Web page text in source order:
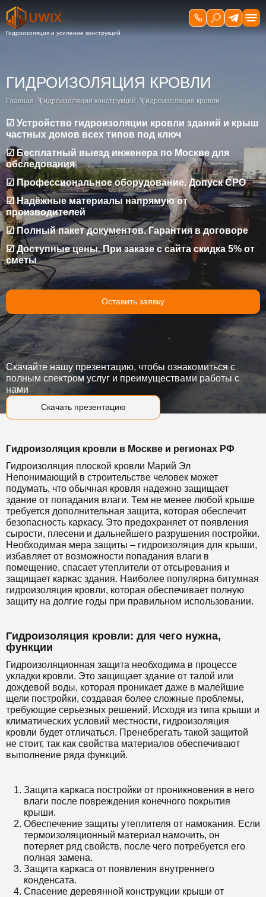
ГИДРОИЗОЛЯЦИЯ КРОВЛИ
Главная Гидроизоляция конструкций Гидроизоляция кровли
☑ Устройство гидроизоляции кровли зданий и крыш
частных домов всех типов под ключ
☑ Бесплатный выезд инженера по Москве для
обследования
☑ Профессиональное оборудование. Допуск СРО
☑ Надёжные материалы напрямую от
производителей
☑ Полный пакет документов. Гарантия в договоре
☑ Доступные цены. При заказе с сайта скидка 5% от
сметы
Оставить заявку
Скачать презентацию
Скачайте нашу презентацию, чтобы ознакомиться с
полным спектром услуг и преимуществами работы с
нами
Гидроизоляция кровли в Москве и регионах РФ
Гидроизоляция плоской кровли Марий Эл
Непонимающий в строительстве человек может
подумать, что обычная кровля надежно защищает
здание от попадания влаги. Тем не менее любой крыше
требуется дополнительная защита, которая обеспечит
безопасность каркасу. Это предохраняет от появления
сырости, плесени и дальнейшего разрушения постройки.
Необходимая мера защиты – гидроизоляция для крыши,
избавляет от возможности попадания влаги в
помещение, спасает утеплители от отсыревания и
защищает каркас здания. Наиболее популярна битумная
гидроизоляция кровли, которая обеспечивает полную
защиту на долгие годы при правильном использовании.
Гидроизоляция кровли: для чего нужна,
функции
Гидроизоляционная защита необходима в процессе
укладки кровли. Это защищает здание от талой или
дождевой воды, которая проникает даже в малейшие
щели постройки, создавая более сложные проблемы,
требующие серьезных решений. Исходя из типа крыши и
климатических условий местности, гидроизоляция
кровли будет отличаться. Пренебрегать такой защитой
не стоит, так как свойства материалов обеспечивают
выполнение ряда функций.
Защита каркаса постройки от проникновения в него
влаги после повреждения конечного покрытия
крыши.
Обеспечение защиты утеплителя от намокания. Если
термоизоляционный материал намочить, он
потеряет ряд свойств, после чего потребуется его
полная замена.
Защита каркаса от появления внутреннего
конденсата.
Спасение деревянной конструкции крыши от